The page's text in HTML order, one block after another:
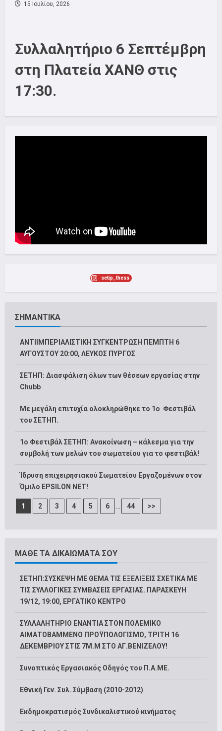
15 Ιουλίου, 2026
Συλλαλητήριο 6 Σεπτέμβρη
στη Πλατεία ΧΑΝΘ στις
17:30.
setip_thess
ΣΗΜΑΝΤΙΚΑ
ΑΝΤΙΙΜΠΕΡΙΑΛΙΣΤΙΚΗ ΣΥΓΚΕΝΤΡΩΣΗ ΠΕΜΠΤΗ 6
ΑΥΓΟΥΣΤΟΥ 20:00, ΛΕΥΚΟΣ ΠΥΡΓΟΣ
ΣΕΤΗΠ: Διασφάλιση όλων των θέσεων εργασίας στην
Chubb
Με μεγάλη επιτυχία ολοκληρώθηκε το 1ο Φεστιβάλ
του ΣΕΤΗΠ.
1o Φεστιβάλ ΣΕΤΗΠ: Ανακοίνωση – κάλεσμα για την
συμβολή των μελών του σωματείου για το φεστιβάλ!
Ίδρυση επιχειρησιακού Σωματείου Εργαζομένων στον
Όμιλο EPSILON NET!
1 2 3 4 5 6 ... 44 >>
ΜΑΘΕ ΤΑ ΔΙΚΑΙΩΜΑΤΑ ΣΟΥ
ΣΕΤΗΠ:ΣΥΣΚΕΨΗ ΜΕ ΘΕΜΑ ΤΙΣ ΕΞΕΛΙΞΕΙΣ ΣΧΕΤΙΚΑ ΜΕ
ΤΙΣ ΣΥΛΛΟΓΙΚΕΣ ΣΥΜΒΑΣΕΙΣ ΕΡΓΑΣΙΑΣ. ΠΑΡΑΣΚΕΥΗ
19/12, 19:00, ΕΡΓΑΤΙΚΟ ΚΕΝΤΡΟ
ΣΥΛΛΑΛΗΤΗΡΙΟ ΕΝΑΝΤΙΑ ΣΤΟΝ ΠΟΛΕΜΙΚΟ
ΑΙΜΑΤΟΒΑΜΜΕΝΟ ΠΡΟΫΠΟΛΟΓΙΣΜΟ, ΤΡΙΤΗ 16
ΔΕΚΕΜΒΡΙΟΥ ΣΤΙΣ 7Μ.Μ ΣΤΟ ΑΓ.ΒΕΝΙΖΕΛΟΥ!
Συνοπτικός Εργασιακός Οδηγός του Π.Α.ΜΕ.
Εθνική Γεν. Συλ. Σύμβαση (2010-2012)
Εκδημοκρατισμός Συνδικαλιστικού κινήματος